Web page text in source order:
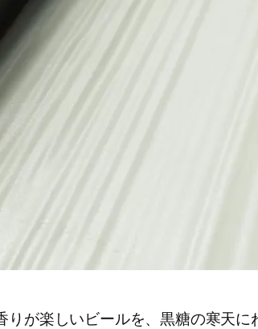
が楽しいビールを、黒糖の寒天に